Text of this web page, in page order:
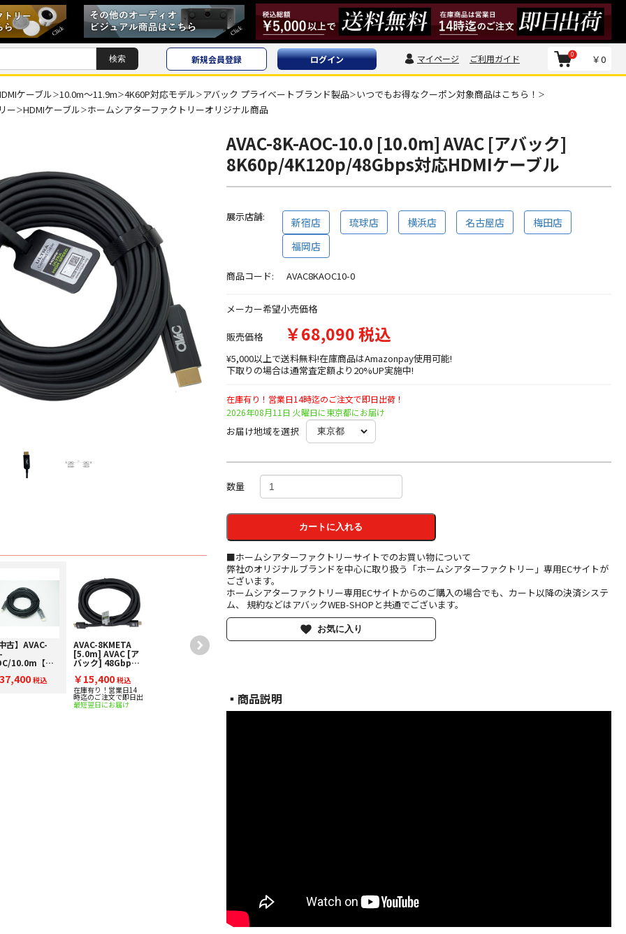
新規会員登録 ログイン マイページ ご利用ガイド ￥0
0
ケーブル＞10.0m〜11.9m＞4K60P対応モデル＞アバック プライベートブランド製品＞いつでもお得なクーポン対象商品はこちら！ ＞
ー＞HDMIケーブル＞ホームシアターファクトリーオリジナル商品
古】AVAC-
10.0m【コ
01-10044】
対応税込
AVAC-8KMETA
[5.0m] AVAC [ア
バック] 48Gbps
対応HDMIケーブ
ル
￥15,400 税込
在庫有り！営業日14
時迄のご注文で即日出
最短翌日にお届け
AVAC-8K-AOC-10.0 [10.0m] AVAC [アバック]
8K60p/4K120p/48Gbps対応HDMIケーブル
展示店舗: 新宿店 琉球店 横浜店 名古屋店
梅田店
福岡店
商品コード: AVAC8KAOC10-0
メーカー希望小売価格
販売価格 ￥68,090 税込
¥5,000以上で送料無料!在庫商品はAmazonpay使用可能!
下取りの場合は通常査定額より20%UP実施中!
在庫有り！営業日14時迄のご注文で即日出荷！
2026年08月11日 火曜日に東京都にお届け
お届け地域を選択
数量
カートに入れる
■ホームシアターファクトリーサイトでのお買い物について
弊社のオリジナルブランドを中心に取り扱う「ホームシアターファクトリー」専用ECサイトが
ございます。
ホームシアターファクトリー専用ECサイトからのご購入の場合でも、カート以降の決済システ
ム、 規約などはアバックWEB-SHOPと共通でございます。
お気に入り
▪︎商品説明